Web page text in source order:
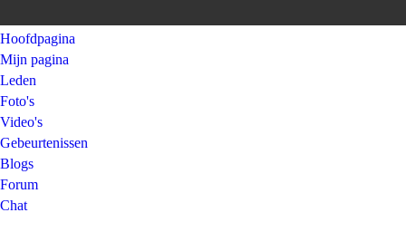
Hoofdpagina
Mijn pagina
Leden
Foto's
Video's
Gebeurtenissen
Blogs
Forum
Chat